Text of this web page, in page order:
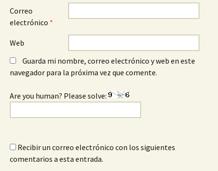
Correo
electrónico *
Web
Guarda mi nombre, correo electrónico y web en este
navegador para la próxima vez que comente.
Are you human? Please solve:
Recibir un correo electrónico con los siguientes
comentarios a esta entrada.